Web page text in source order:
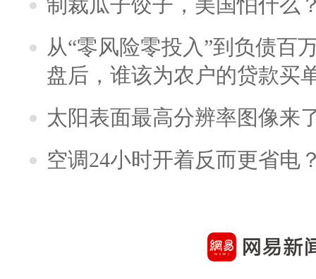
从“零风险零投入”到负债百
盘后，谁该为农户的贷款买
太阳表面最高分辨率图像来
空调24小时开着反而更省电